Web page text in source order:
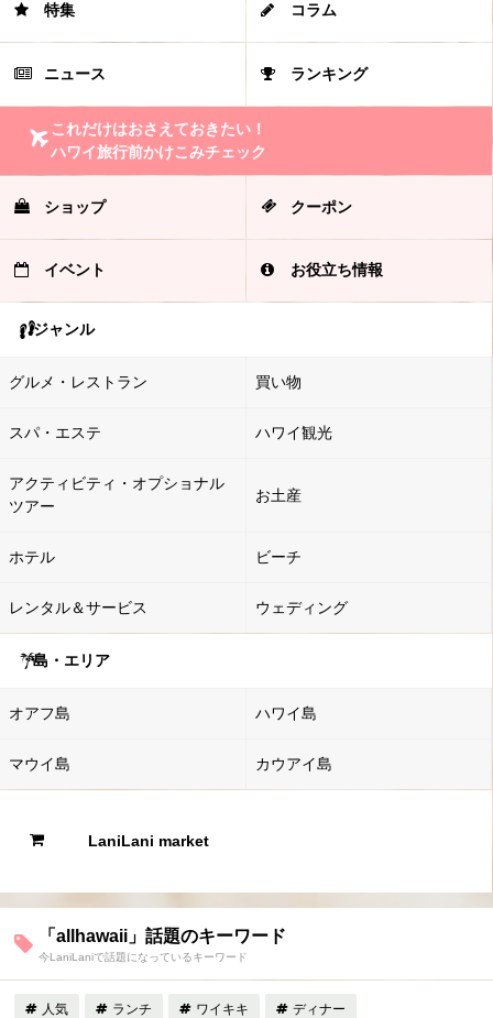
特集 コラム
ニュース ランキング
これだけはおさえておきたい！
ハワイ旅行前かけこみチェック
ショップ クーポン
イベント お役立ち情報
ジャンル
グルメ・レストラン 買い物
スパ・エステ ハワイ観光
アクティビティ・オプショナル
ツアー
お土産
ホテル ビーチ
レンタル＆サービス ウェディング
島・エリア
オアフ島 ハワイ島
マウイ島 カウアイ島
LaniLani market
「allhawaii」話題のキーワード
今LaniLaniで話題になっているキーワード
人気 ランチ ワイキキ ディナー